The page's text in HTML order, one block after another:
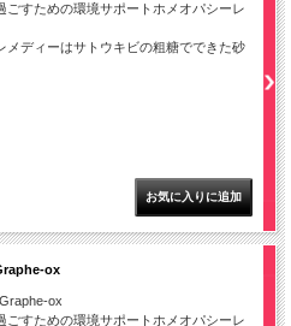
ごすための環境サポートホメオパシーレ
メディーはサトウキビの粗糖でできた砂
ox
ox
ごすための環境サポートホメオパシーレ